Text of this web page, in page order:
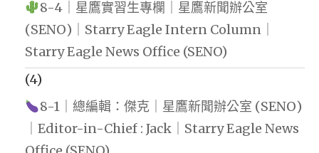
8-4｜星鷹實習生專欄｜星鷹新聞辦公室
(SENO)｜Starry Eagle Intern Column｜
Starry Eagle News Office (SENO)
(4)
8-1｜總編輯：傑克｜星鷹新聞辦公室 (SENO)
｜Editor-in-Chief : Jack｜Starry Eagle News